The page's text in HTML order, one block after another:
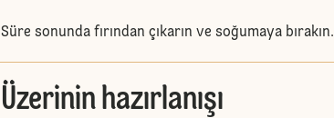
Süre sonunda fırından çıkarın ve soğumaya bırakın.
Üzerinin hazırlanışı